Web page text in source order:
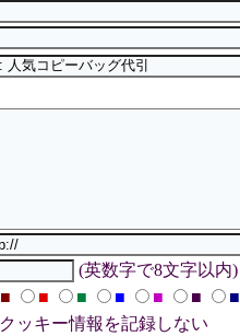
(英数字で8文字以内)
■ ■ ■ ■ ■ ■ ■
クッキー情報を記録しない